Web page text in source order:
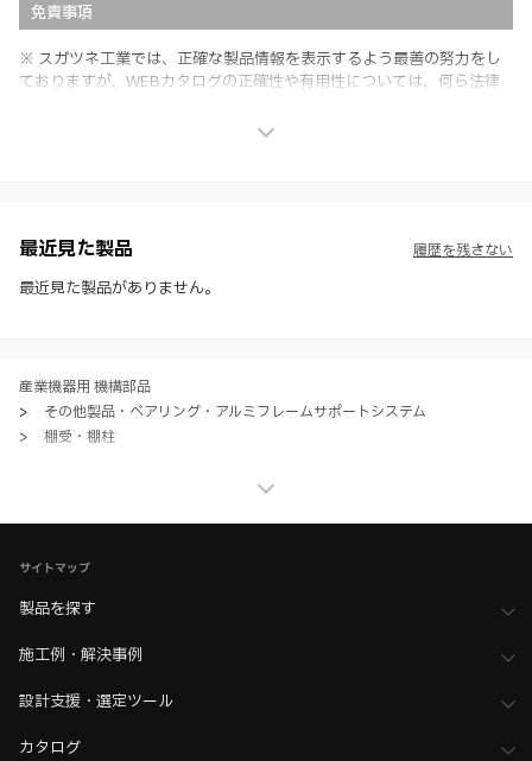
免責事項
※ スガツネ工業では、正確な製品情報を表示するよう最善の努力をし
ておりますが、WEBカタログの正確性や有用性については、何ら法律
社製品の使用ご検討、又は販売促進目的の利用に限ります。
※ 本WEBサイト製品情報のご利用にあたっては、WEBサイト利用規
約、プライバシーポリシー、製品情報ガイドをご確認いただき、内容の
最近見た製品
最近見た製品がありません。
履歴を残さない
産業機器用 機構部品
>
その他製品・ベアリング・アルミフレームサポートシステム
>
棚受・棚柱
その他製品・ベアリング・アルミフレームサポートシステム
> 全て（その他製品・ベアリング）
家具金物・建築金物
家具金物・建築金物
> 棚受・ブラケット・アングル
>
全て（棚柱・棚受・ディスプレイ）
ホーム
>
サイトマップ
製品を探す
施工例・解決事例
設計支援・選定ツール
カタログ